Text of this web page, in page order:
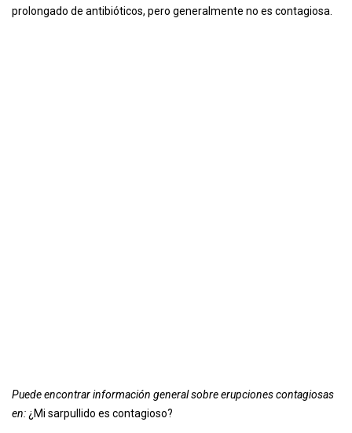
prolongado de antibióticos, pero generalmente no es contagiosa.
Puede encontrar información general sobre erupciones contagiosas
en: ¿Mi sarpullido es contagioso?